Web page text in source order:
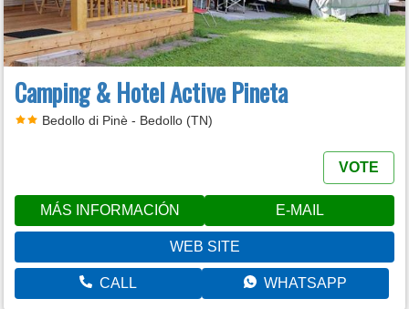
Camping & Hotel Active Pineta
Bedollo di Pinè - Bedollo (TN)
VOTE
MÁS INFORMACIÓN E-MAIL
WEB SITE
CALL WHATSAPP